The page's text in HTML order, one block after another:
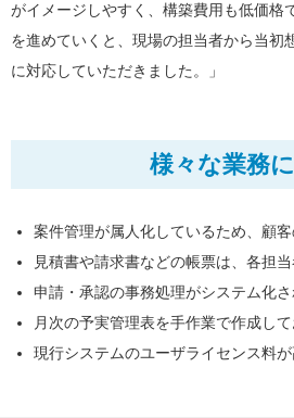
がイメージしやすく、構築費用も低価格
を進めていくと、現場の担当者から当
に対応していただきました。」
様々な業務
案件管理が属人化しているため、顧
見積書や請求書などの帳票は、各担
申請・承認の事務処理がシステム化
月次の予実管理表を手作業で作成し
現行システムのユーザライセンス料